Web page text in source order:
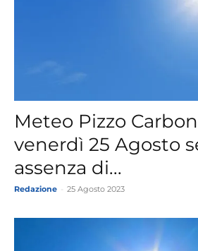
Meteo Pizzo
venerdì 25 Agosto
assenza di...
Redazione 25 Agosto 2023